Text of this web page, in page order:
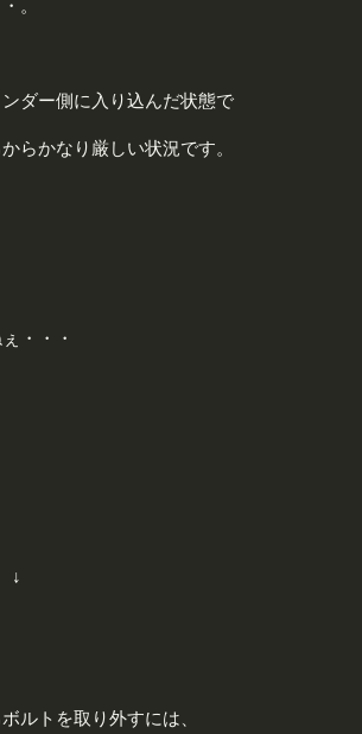
。
ダー側に入り込んだ状態で
らかなり厳しい状況です。
・・・
↓
ルトを取り外すには、